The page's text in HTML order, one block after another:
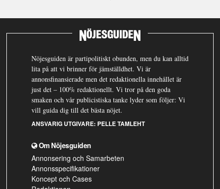
Nöjesguiden är partipolitiskt obunden, men du kan alltid
lita på att vi brinner för jämställdhet. Vi är
annonsfinansierade men det redaktionella innehållet är
just det – 100% redaktionellt. Vi tror på den goda
smaken och vår publicistiska tanke lyder som följer: Vi
vill guida dig till det bästa nöjet.
ANSVARIG UTGIVARE: PELLE TAMLEHT
Om Nöjesguiden
Annonsering och Samarbeten
Annonsspecifikationer
Koncept och Cases